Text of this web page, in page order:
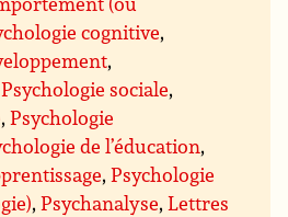
cognitive,
,
Psychologie sociale,
,Psychologie
de l’éducation,
,Psychologie
,Psychanalyse,Lettres